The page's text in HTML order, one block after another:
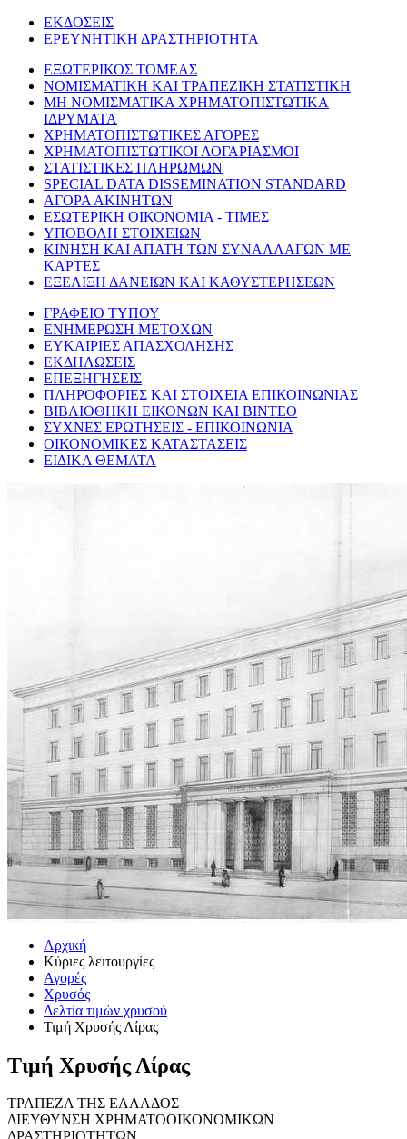
ΕΚΔΟΣΕΙΣ
ΕΡΕΥΝΗΤΙΚΗ ΔΡΑΣΤΗΡΙΟΤΗΤΑ
ΕΞΩΤΕΡΙΚΟΣ ΤΟΜΕΑΣ
ΝΟΜΙΣΜΑΤΙΚΗ ΚΑΙ ΤΡΑΠΕΖΙΚΗ ΣΤΑΤΙΣΤΙΚΗ
ΜΗ ΝΟΜΙΣΜΑΤΙΚΑ ΧΡΗΜΑΤΟΠΙΣΤΩΤΙΚΑ
ΙΔΡΥΜΑΤΑ
ΧΡΗΜΑΤΟΠΙΣΤΩΤΙΚΕΣ ΑΓΟΡΕΣ
ΧΡΗΜΑΤΟΠΙΣΤΩΤΙΚΟΙ ΛΟΓΑΡΙΑΣΜΟΙ
ΣΤΑΤΙΣΤΙΚΕΣ ΠΛΗΡΩΜΩΝ
SPECIAL DATA DISSEMINATION STANDARD
ΑΓΟΡΑ ΑΚΙΝΗΤΩΝ
ΕΣΩΤΕΡΙΚΗ ΟΙΚΟΝΟΜΙΑ - ΤΙΜΕΣ
ΥΠΟΒΟΛΗ ΣΤΟΙΧΕΙΩΝ
ΚΙΝΗΣΗ ΚΑΙ ΑΠΑΤΗ ΤΩΝ ΣΥΝΑΛΛΑΓΩΝ ΜΕ
ΚΑΡΤΕΣ
ΕΞΕΛΙΞΗ ΔΑΝΕΙΩΝ ΚΑΙ ΚΑΘΥΣΤΕΡΗΣΕΩΝ
ΓΡΑΦΕΙΟ ΤΥΠΟΥ
ΕΝΗΜΕΡΩΣΗ ΜΕΤΟΧΩΝ
ΕΥΚΑΙΡΙΕΣ ΑΠΑΣΧΟΛΗΣΗΣ
ΕΚΔΗΛΩΣΕΙΣ
ΕΠΕΞΗΓΗΣΕΙΣ
ΠΛΗΡΟΦΟΡΙΕΣ ΚΑΙ ΣΤΟΙΧΕΙΑ ΕΠΙΚΟΙΝΩΝΙΑΣ
ΒΙΒΛΙΟΘΗΚΗ ΕΙΚΟΝΩΝ ΚΑΙ ΒΙΝΤΕΟ
ΣΥΧΝΕΣ ΕΡΩΤΗΣΕΙΣ - ΕΠΙΚΟΙΝΩΝΙΑ
ΟΙΚΟΝΟΜΙΚΕΣ ΚΑΤΑΣΤΑΣΕΙΣ
ΕΙΔΙΚΑ ΘΕΜΑΤΑ
Αρχική
Κύριες λειτουργίες
Αγορές
Χρυσός
Δελτία τιμών χρυσού
Τιμή Χρυσής Λίρας
Τιμή Χρυσής Λίρας
ΤΡΑΠΕΖΑ ΤΗΣ ΕΛΛΑΔΟΣ
ΔΙΕΥΘΥΝΣΗ ΧΡΗΜΑΤΟΟΙΚΟΝΟΜΙΚΩΝ